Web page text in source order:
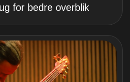
for bedre overblik